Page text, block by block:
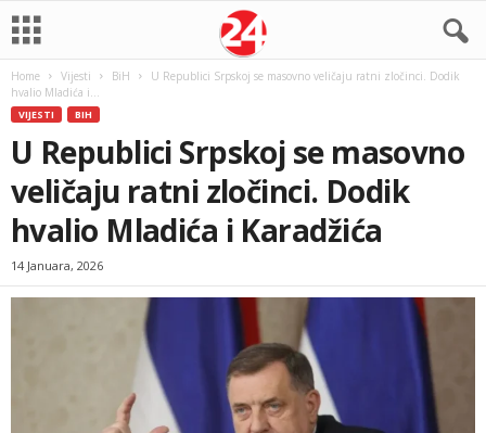
Home Vijesti BiH
U Republici Srpskoj se masovno veličaju ratni zločinci. Dodik
hvalio Mladića i...
VIJESTI BIH
U Republici Srpskoj se masovno
veličaju ratni zločinci. Dodik
hvalio Mladića i Karadžića
14 Januara, 2026